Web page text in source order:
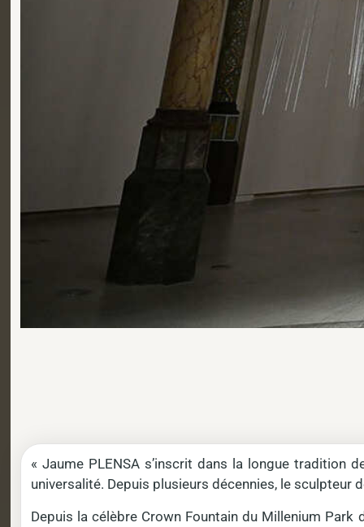
« Jaume PLENSA s’inscrit dans la longue tradition
universalité. Depuis plusieurs décennies, le sculpteur
Depuis la célèbre Crown Fountain du Millenium